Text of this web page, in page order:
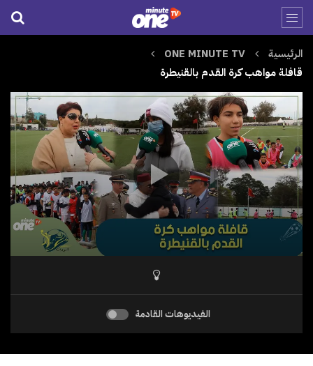
الرئيسية
ONE MINUTE TV
قافلة مواهب كرة القدم بالقنيطرة
الفيديوهات القادمة